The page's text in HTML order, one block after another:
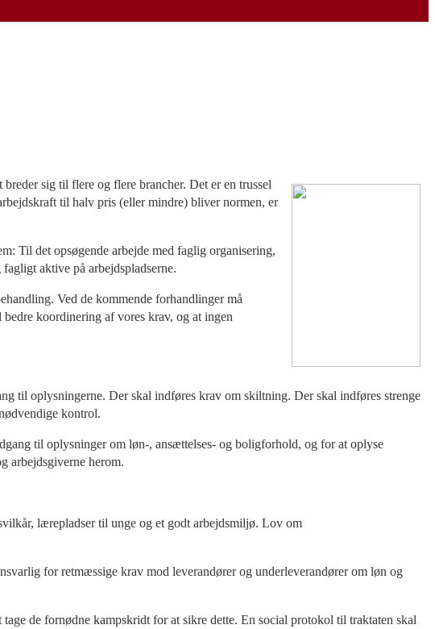
sig til flere og flere brancher. Det er en trussel
til halv pris (eller mindre) bliver normen, er
Til det opsøgende arbejde med faglig organisering,
aktive på arbejdspladserne.
Ved de kommende forhandlinger må
koordinering af vores krav, og at ingen
til oplysningerne. Der skal indføres krav om skiltning. Der skal indføres strenge
kontrol.
til oplysninger om løn-, ansættelses- og boligforhold, og for at oplyse
arbejdsgiverne herom.
lærepladser til unge og et godt arbejdsmiljø. Lov om
for retmæssige krav mod leverandører og underleverandører om løn og
de fornødne kampskridt for at sikre dette. En social protokol til traktaten skal